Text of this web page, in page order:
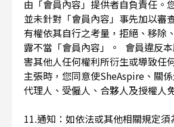
由「會員內容」提供者自負責任。
並未針對「會員內容」事先加以審
有權依其自行之考量，拒絕、移除
露不當「會員內容」。 會員違反
害其他人任何權利所衍生或導致任
主張時，您同意使SheAspire、關
代理人、受僱人、合夥人及授權人
11.通知：如依法或其他相關規定須